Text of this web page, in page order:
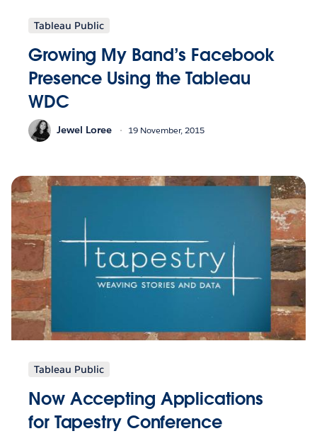
Tableau Public
Growing My Band’s Facebook
Presence Using the Tableau
WDC
Jewel Loree 19 November, 2015
Tableau Public
Now Accepting Applications
for Tapestry Conference